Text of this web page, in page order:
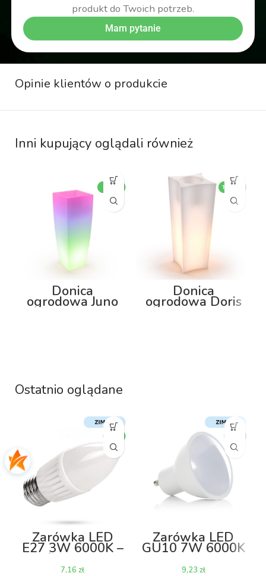
produkt do Twoich potrzeb.
Mam pytanie
Opinie klientów o produkcie
Inni kupujący oglądali również
Donica
ogrodowa Juno
Donica
ogrodowa Doris
Ostatnio oglądane
Żarówka LED
E27 3W 6000K –
świeczka
zł
Żarówka LED
GU10 7W 6000K
zł